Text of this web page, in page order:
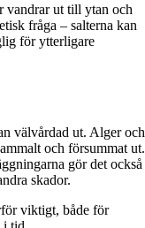
vandrar ut till ytan och
fråga – salterna kan
för ytterligare
välvårdad ut. Alger och
och försummat ut.
gör det också
skador.
viktigt, både för